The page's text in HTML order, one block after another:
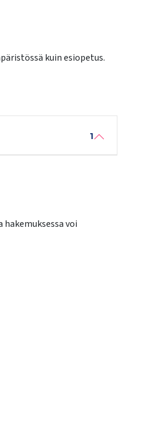
kuin esiopetus.
1
voi